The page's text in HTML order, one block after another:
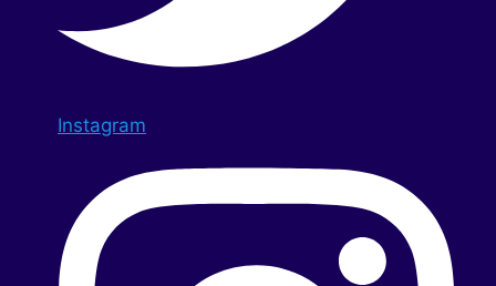
Instagram